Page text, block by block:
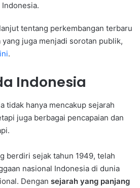
Indonesia.
tentang perkembangan terbaru
juga menjadi sorotan publik,
.
Indonesia
tidak hanya mencakup sejarah
juga berbagai pencapaian dan
berdiri sejak tahun 1949, telah
nasional Indonesia di dunia
Dengan sejarah yang panjang